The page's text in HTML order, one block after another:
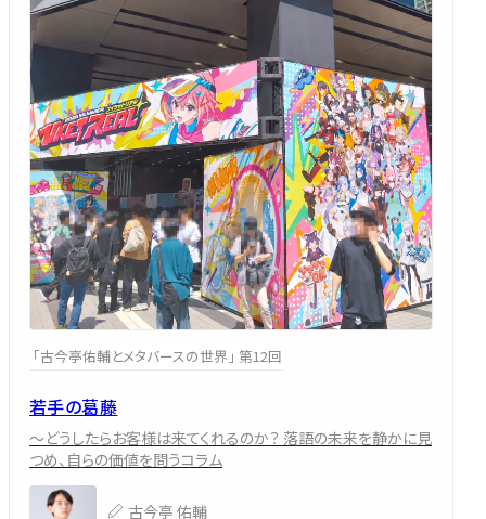
「古今亭佑輔とメタバースの世界」 第12回
若手の葛藤
～どうしたらお客様は来てくれるのか？ 落語の未来を静かに見
つめ、自らの価値を問うコラム
古今亭 佑輔